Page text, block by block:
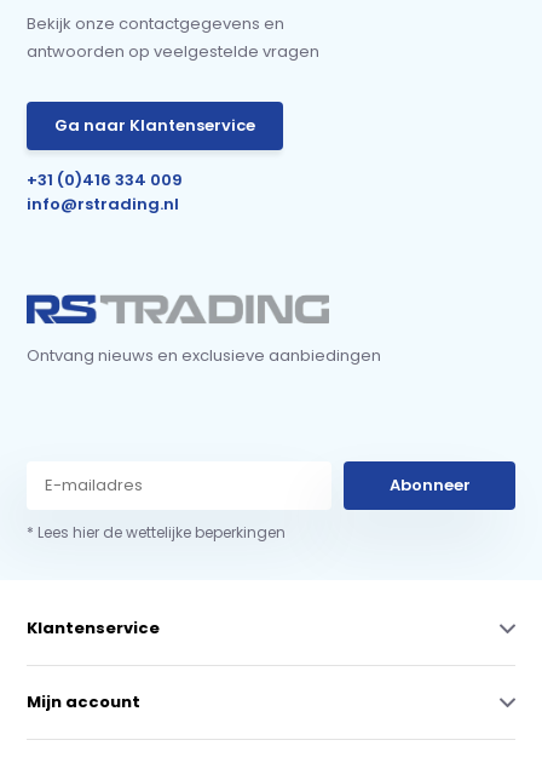
Bekijk onze contactgegevens en
antwoorden op veelgestelde vragen
Ga naar Klantenservice
+31 (0)416 334 009
info@rstrading.nl
Ontvang nieuws en exclusieve aanbiedingen
Abonneer
* Lees hier de wettelijke beperkingen
Klantenservice
Mijn account